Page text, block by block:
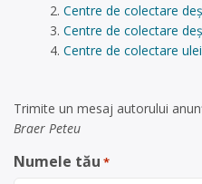
Centre de colectare
Centre de colectare
Centre de colectare
Trimite un mesaj autorului
Braer Peteu
Numele tău *